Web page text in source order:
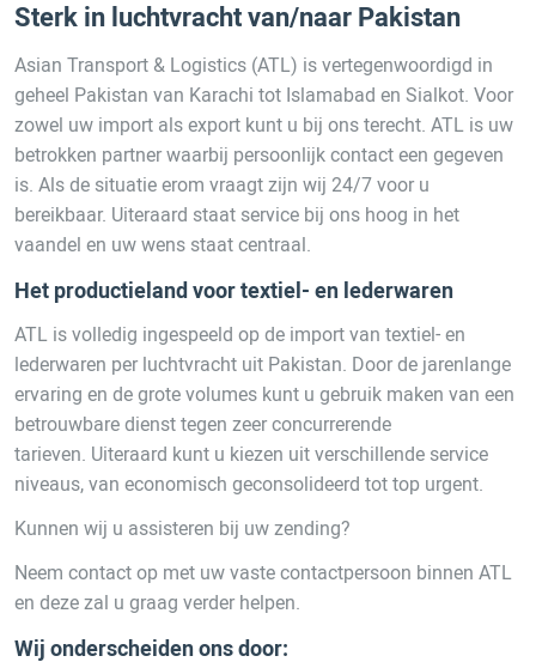
Sterk in luchtvracht van/naar Pakistan
Asian Transport & Logistics (ATL) is vertegenwoordigd in
geheel Pakistan van Karachi tot Islamabad en Sialkot. Voor
zowel uw import als export kunt u bij ons terecht. ATL is uw
betrokken partner waarbij persoonlijk contact een gegeven
is. Als de situatie erom vraagt zijn wij 24/7 voor u
bereikbaar. Uiteraard staat service bij ons hoog in het
vaandel en uw wens staat centraal.
Het productieland voor textiel- en lederwaren
ATL is volledig ingespeeld op de import van textiel- en
lederwaren per luchtvracht uit Pakistan. Door de jarenlange
ervaring en de grote volumes kunt u gebruik maken van een
betrouwbare dienst tegen zeer concurrerende
tarieven. Uiteraard kunt u kiezen uit verschillende service
niveaus, van economisch geconsolideerd tot top urgent.
Kunnen wij u assisteren bij uw zending?
Neem contact op met uw vaste contactpersoon binnen ATL
en deze zal u graag verder helpen.
Wij onderscheiden ons door: